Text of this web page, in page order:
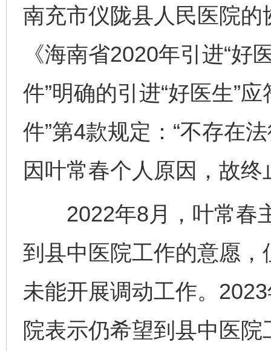
南充市仪陇县人民医院
《海南省2020年引进“好
件”明确的引进“好医生”
件”第4款规定：“不存在
因叶常春个人原因，故
2022年8月，叶常春
到县中医院工作的意愿，
未能开展调动工作。
院表示仍希望到县中医